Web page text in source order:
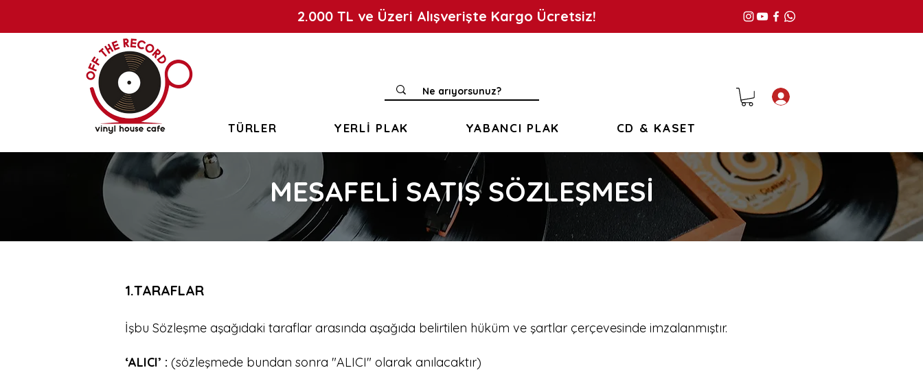
2.000 TL ve Üzeri Alışverişte Kargo Ücretsiz!
TÜRLER YERLİ PLAK YABANCI PLAK CD & KASET
MESAFELİ SATIŞ SÖZLEŞMESİ
1.TARAFLAR
İşbu Sözleşme aşağıdaki taraflar arasında aşağıda belirtilen hüküm ve şartlar çerçevesinde imzalanmıştır.
‘ALICI’ : (sözleşmede bundan sonra "ALICI" olarak anılacaktır)